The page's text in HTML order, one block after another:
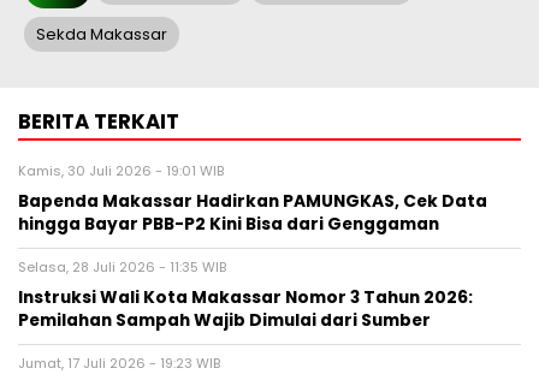
Sekda Makassar
BERITA TERKAIT
Kamis, 30 Juli 2026 - 19:01 WIB
Bapenda Makassar Hadirkan PAMUNGKAS, Cek Data
hingga Bayar PBB-P2 Kini Bisa dari Genggaman
Selasa, 28 Juli 2026 - 11:35 WIB
Instruksi Wali Kota Makassar Nomor 3 Tahun 2026:
Pemilahan Sampah Wajib Dimulai dari Sumber
Jumat, 17 Juli 2026 - 19:23 WIB